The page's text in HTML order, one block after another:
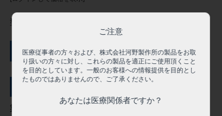
型番:
ご購入にはログインが必要です
製品概要
ご注意
医療従事者の方々および、株式会社河野製作所の製品をお取
り扱いの方々に対し、これらの製品を適正にご使用頂くこと
を目的としています。一般のお客様への情報提供を目的とし
たものではありませんので、ご了承ください。
あなたは医療関係者ですか？